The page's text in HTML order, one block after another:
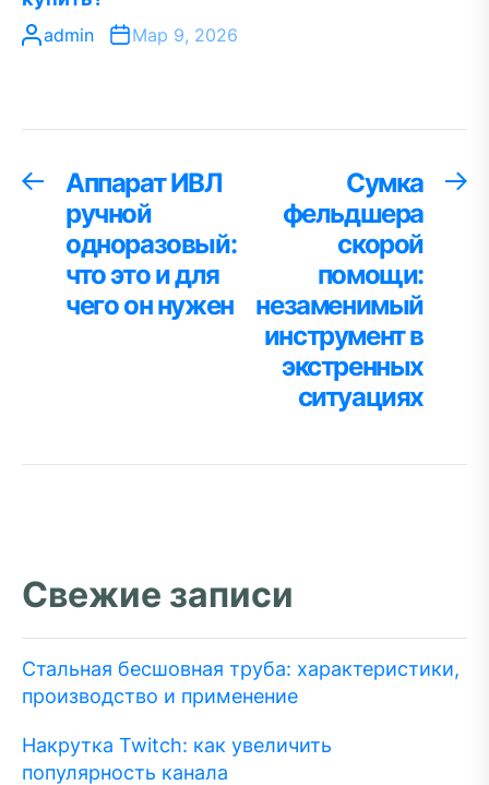
admin Мар 9, 2026
Навигация
записям
Предыдущая
запись:
Аппарат ИВЛ
ручной
одноразовый:
что это и для
чего он нужен
Сумка
фельдшера
скорой
помощи:
незаменимый
инструмент в
экстренных
ситуациях
Свежие записи
Стальная бесшовная труба: характеристики,
производство и применение
Накрутка Twitch: как увеличить
популярность канала